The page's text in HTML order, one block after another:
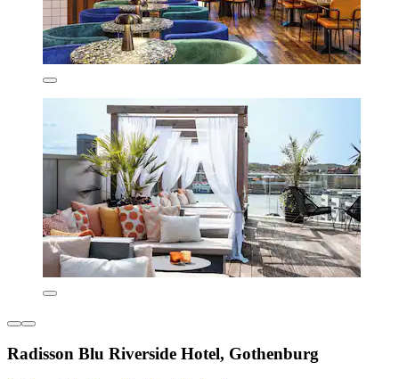
Radisson Blu Riverside Hotel, Gothenburg